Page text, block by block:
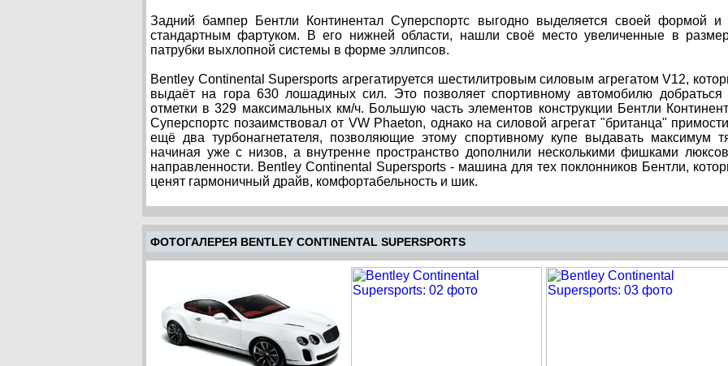
Задний бампер Бентли Континентал Суперспортс выгодно выделяется своей формой и
стандартным фартуком. В его нижней области, нашли своё место увеличенные в
патрубки выхлопной системы в форме эллипсов.
Bentley Continental Supersports агрегатируется шестилитровым силовым агрегатом V12,
выдаёт на гора 630 лошадиных сил. Это позволяет спортивному автомобилю добраться
отметки в 329 максимальных км/ч. Большую часть элементов конструкции Бентли
Суперспортс позаимствовал от VW Phaeton, однако на силовой агрегат "британца"
ещё два турбонагнетателя, позволяющие этому спортивному купе выдавать максимум
начиная уже с низов, а внутренне пространство дополнили несколькими фишками
направленности. Bentley Continental Supersports - машина для тех поклонников Бентли,
ценят гармоничный драйв, комфортабельность и шик.
ФОТОГАЛЕРЕЯ BENTLEY CONTINENTAL SUPERSPORTS